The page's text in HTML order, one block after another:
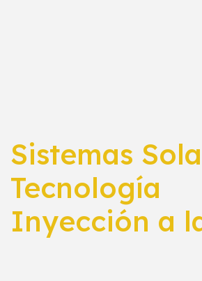
Sistemas
Tecnología
Inyección a